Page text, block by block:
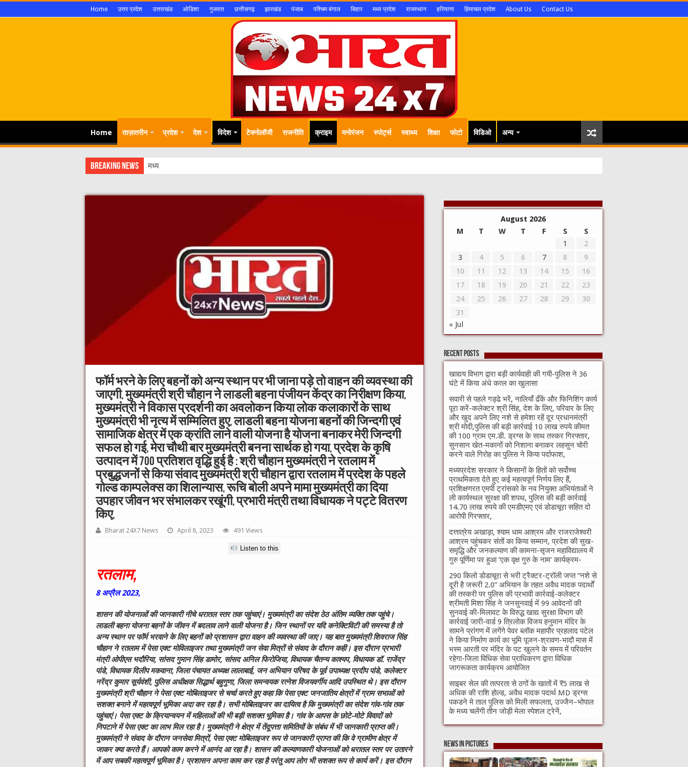
Home उत्तर प्रदेश उत्तराखंड ओडिशा गुजरात छत्तीसगढ़ झारखंड पंजाब पश्चिम बंगाल बिहार मध्य प्रदेश राजस्थान हरियाणा हिमाचल प्रदेश About Us Contact Us
Home ताज़ातरीन प्रदेश देश विदेश टेक्नोलॉजी राजनीति क्राइम मनोरंजन स्पोर्ट्स स्वाथ्य शिक्षा फोटो विडिओ अन्य
Breaking News मध्यप्रदेश सरकार ने किसानों के हितों को सर्वोच्च प्राथमिकता देते हुए कई महत्वपूर्ण निर्णय लिए हैं, प
फॉर्म भरने के लिए बहनों को अन्य स्थान पर भी जाना पड़े तो वाहन की व्यवस्था की
जाएगी, मुख्यमंत्री श्री चौहान ने लाडली बहना पंजीयन केंद्र का निरीक्षण किया,
मुख्यमंत्री ने विकास प्रदर्शनी का अवलोकन किया लोक कलाकारों के साथ
मुख्यमंत्री भी नृत्य में सम्मिलित हुए, लाडली बहना योजना बहनों की जिन्दगी एवं
सामाजिक क्षेत्र में एक क्रांति लाने वाली योजना है योजना बनाकर मेरी जिन्दगी
सफल हो गई, मेरा चौथी बार मुख्यमंत्री बनना सार्थक हो गया, प्रदेश के कृषि
उत्पादन में 700 प्रतिशत वृद्धि हुई है : श्री चौहान मुख्यमंत्री ने रतलाम में
प्रबुद्धजनों से किया संवाद मुख्यमंत्री श्री चौहान द्वारा रतलाम में प्रदेश के पहले
गोल्ड काम्पलेक्स का शिलान्यास, रूचि बोली अपने मामा मुख्यमंत्री का दिया
उपहार जीवन भर संभालकर रखूंगी, प्रभारी मंत्री तथा विधायक ने पट्टे वितरण
किए,
Bharat 24X7 News April 8, 2023 491 Views
Listen to this
रतलाम,
8अप्रैल2023,
शासन की योजनाओं की जानकारी नीचे धरातल स्तर तक पहुंचाएं। मुख्यमंत्री का संदेश ठेठ अंतिम व्यक्ति तक पहुंचे।
लाडली बहना योजना बहनों के जीवन में बदलाव लाने वाली योजना है। जिन स्थानों पर यदि कनेक्टिविटी की समस्या है तो
अन्य स्थान पर फॉर्म भरवाने के लिए बहनों को प्रशासन द्वारा वाहन की व्यवस्था की जाए। यह बात मुख्यमंत्री शिवराज सिंह
चौहान ने रतलाम में पेसा एक्ट मोविलाइजर तथा मुख्यमंत्री जन सेवा मित्रों से संवाद के दौरान कही। इस दौरान प्रभारी
मंत्री ओपीएस भदौरिया, सांसद गुमान सिंह डामोर, सांसद अनिल फिरोजिया, विधायक चैतन्य काश्यप, विधायक डॉ. राजेंद्र
पांडे, विधायक दिलीप मकवाना, जिला पंचायत अध्यक्ष लालाबाई, जन अभियान परिषद के पूर्व उपाध्यक्ष प्रदीप पांडे, कलेक्टर
नरेंद्र कुमार सूर्यवंशी, पुलिस अधीक्षक सिद्धार्थ बहुगुणा, जिला समन्वयक रत्नेश विजयवर्गीय आदि उपस्थित थे। इस दौरान
मुख्यमंत्री श्री चौहान ने पेसा एक्ट मोबिलाइजर से चर्चा करते हुए कहा कि पेसा एक्ट जनजातिय क्षेत्रों में ग्राम सभाओं को
सशक्त बनाने में महत्वपूर्ण भूमिका अदा कर रहा है। सभी मोबिलाइजर का दायित्व है कि मुख्यमंत्री का संदेश गांव-गांव तक
पहुंचाएं। पेसा एक्ट के क्रियान्वयन में महिलाओं की भी बड़ी सशक्त भूमिका है। गांव के आपस के छोटे-मोटे विवादों को
निपटाने में पेसा एक्ट का लाभ मिल रहा है। मुख्यमंत्री ने क्षेत्र में तेंदूपत्ता समितियों के संबंध में भी जानकारी प्राप्त की।
मुख्यमंत्री ने संवाद के दौरान जनसेवा मित्रों, पेसा एक्ट मोबिलाइजर रूप से जानकारी प्राप्त की कि वे ग्रामीण क्षेत्र में
जाकर क्या करते हैं। आपको काम करने में आनंद आ रहा है। शासन की कल्याणकारी योजनाओं को धरातल स्तर पर उतारने
में आप सबकी महत्वपूर्ण भूमिका है। प्रशासन अपना काम कर रहा है परंतु आप लोग भी सशक्त रूप से कार्य करें। इस दौरान
August 2026
M
T W T F S
S
1
2
3
4 5 6 7 8
9
10
11 12 13 14 15
16
17
18 19 20 21 22
23
24
25 26 27 28 29
30
31
« Jul
Recent Posts
खाद्यय विभाग द्वारा बड़ी कार्यवाही की गयी-पुलिस ने 36
घंटे में किया अंधे कत्ल का खुलासा
सवारी से पहले गड्ढे भरें, नालियाँ ढँकें और फिनिशिंग कार्य
पूरा करें-कलेक्टर श्री सिंह, देश के लिए, परिवार के लिए
और खुद अपने लिए नशे से हमेशा रहें दूर प्रधानमंत्री
श्री मोदी,पुलिस की बड़ी कार्रवाई 10 लाख रुपये कीमत
की 100 ग्राम एम.डी. ड्रग्स के साथ तस्कर गिरफ्तार,
सुनसान खेत-मकानों को निशाना बनाकर लहसुन चोरी
करने वाले गिरोह का पुलिस ने किया पर्दाफाश,
मध्यप्रदेश सरकार ने किसानों के हितों को सर्वोच्च
प्राथमिकता देते हुए कई महत्वपूर्ण निर्णय लिए हैं,
प्रशिक्षणरत एमपी ट्रांसको के नव नियुक्त अभियंताओं ने
ली कार्यस्थल सुरक्षा की शपथ, पुलिस की बड़ी कार्रवाई
14.70 लाख रुपये की एमडीएमए एवं डोडाचूरा सहित दो
आरोपी गिरफ्तार,
दत्तात्रेय अखाड़ा, श्याम धाम आश्रम और राजराजेश्वरी
आश्रम पहुंचकर संतों का किया सम्मान, प्रदेश की सुख-
समृद्धि और जनकल्याण की कामना-सृजन महाविद्यालय में
गुरु पूर्णिमा पर हुआ ‘एक वृक्ष गुरु के नाम’ कार्यक्रम-
290 किलो डोडाचूरा से भरी ट्रैक्टर-ट्रॉली जप्त “नशे से
दूरी है जरूरी 2.0” अभियान के तहत अवैध मादक पदार्थों
की तस्करी पर पुलिस की प्रभावी कार्रवाई-कलेक्टर
श्रीमती मिशा सिंह ने जनसुनवाई में 99 आवेदनों की
सुनवाई की-मिलावट के विरुद्ध खाद्य सुरक्षा विभाग की
कार्रवाई जारी-वार्ड 9 त्रिलोक विजय हनुमान मंदिर के
सामने प्रांगण में लगेंगे पेवर ब्लॉक महापौर प्रहलाद पटेल
ने किया निर्माण कार्य का भूमि पूजन-श्रावण-भादौ मास में
भस्म आरती पर मंदिर के पट खुलने के समय में परिवर्तन
रहेगा-जिला विधिक सेवा प्राधिकरण द्वारा विधिक
जागरूकता कार्यक्रम आयोजित
साइबर सेल की तत्परता से ठगों के खातों में ₹5 लाख से
अधिक की राशि होल्ड, अवैध मादक पदार्थ MD ड्रग्स
पकडने मे ताल पुलिस को मिली सफलता, उज्जैन–भोपाल
के मध्य चलेंगी तीन जोड़ी मेला स्पेशल ट्रेनें,
News in Pictures